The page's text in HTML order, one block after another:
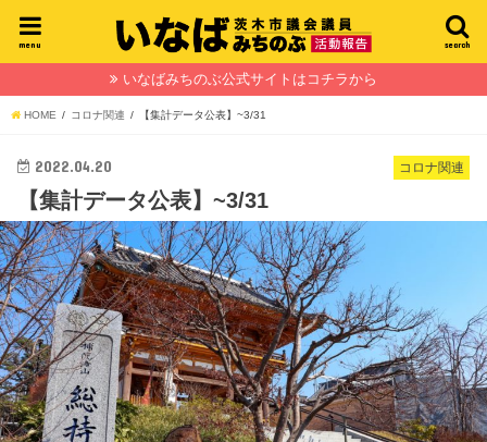
search
menu
いなばみちのぶ公式サイトはコチラから
HOME コロナ関連 【集計データ公表】~3/31
コロナ関連
2022.04.20
【集計データ公表】~3/31